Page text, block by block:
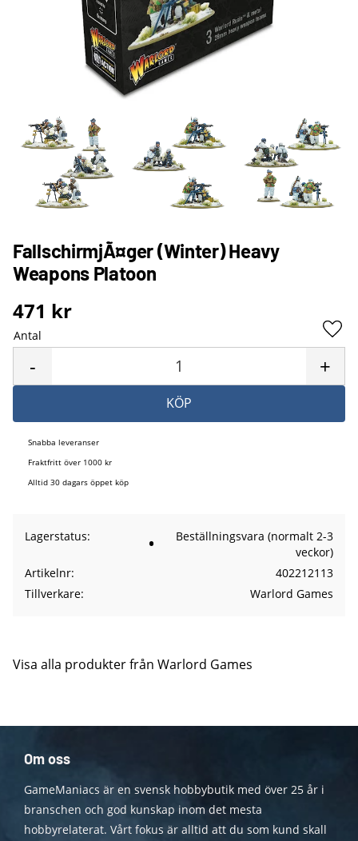
FallschirmjÃ¤ger (Winter) Heavy
Weapons Platoon
471 kr
Antal
+
-
KÖP
Snabba leveranser
Fraktfritt över 1000 kr
Alltid 30 dagars öppet köp
Lagerstatus
Beställningsvara (normalt 2-3
veckor)
Artikelnr
402212113
Tillverkare
Warlord Games
Visa alla produkter från Warlord Games
Om oss
GameManiacs är en svensk hobbybutik med över 25 år i
branschen och god kunskap inom det mesta
hobbyrelaterat. Vårt fokus är alltid att du som kund skall